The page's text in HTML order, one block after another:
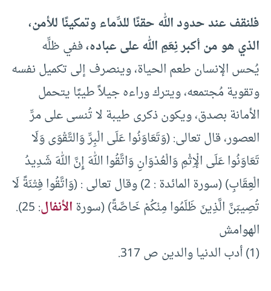
فلنقف عند حدود الله حقنًا للدِّماء وتمكينًا للأمن،
الذي هو من أكبر نِعَمِ الله على عباده،ففي ظلِّه
يُحس الإنسان طعم الحياة، وينصرف إلى تكميل نفسه
وتقوية مُجتمعه، ويترك وراءه جيلاً طيبًا يتحمل
الأمانة بصدق، ويكون ذكرى طيبة لا تُنسى على مرِّ
العصور، قال تعالى: (وَتَعَاوَنُوا عَلَى الْبِرِّ وَالتَّقْوَى وَلَا
تَعَاوَنُوا عَلَى الْإِثْمِ وَالْعُدْوَانِ وَاتَّقُوا اللهَ إِنَّ اللهَ شَدِيدُ
الْعِقَابِ) (سورة المائدة : 2) وقال تعالى : (وَاتَّقُوا فِتْنَةً لَا
تُصِيبَنَّ الَّذِينَ ظَلَمُوا مِنْكُمْ خَاصَّةً) (سورةالأنفال: 25).
الهوامش
(1) أدب الدنيا والدين ص 317.